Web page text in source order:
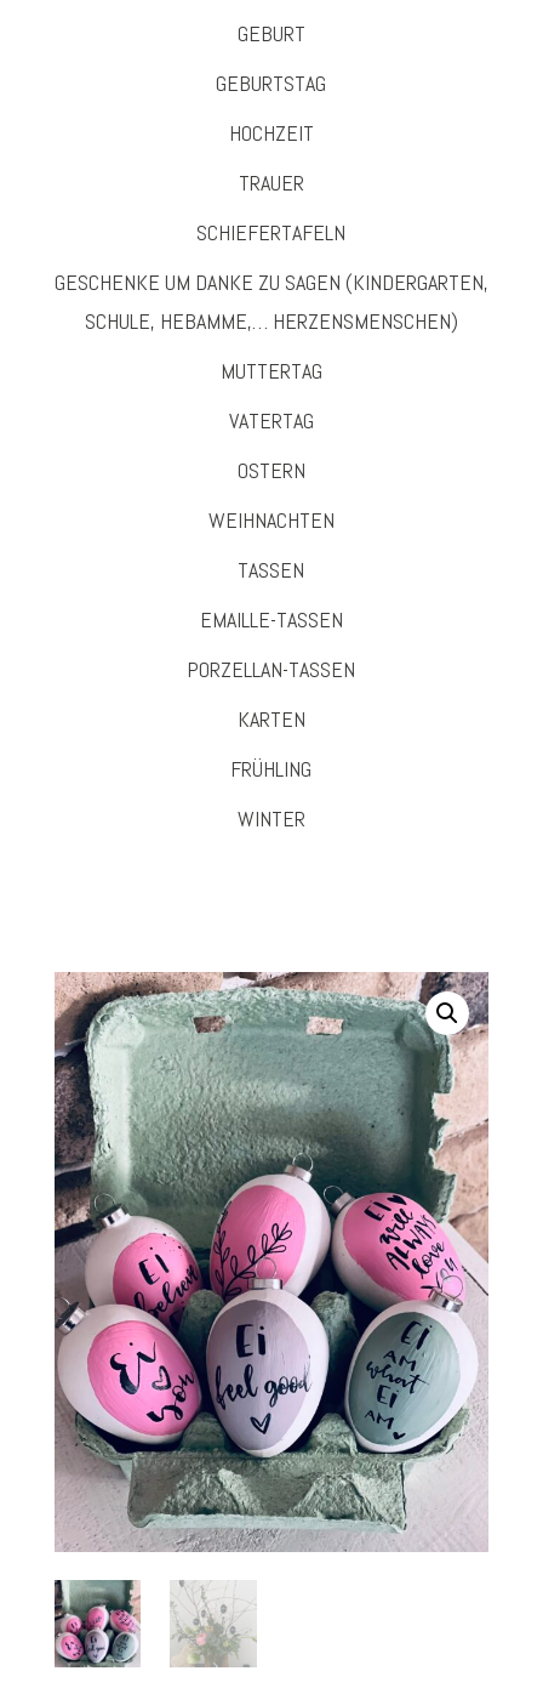
GEBURT
GEBURTSTAG
HOCHZEIT
TRAUER
SCHIEFERTAFELN
GESCHENKE UM DANKE ZU SAGEN (KINDERGARTEN,
SCHULE, HEBAMME,… HERZENSMENSCHEN)
MUTTERTAG
VATERTAG
OSTERN
WEIHNACHTEN
TASSEN
EMAILLE-TASSEN
PORZELLAN-TASSEN
KARTEN
FRÜHLING
WINTER